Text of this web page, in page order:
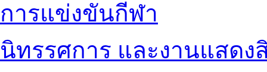
การแข่งขันกีฬา
นิทรรศการ และงานแสดง